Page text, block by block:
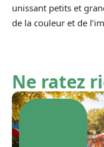
unissant petits et
de la couleur et de
Ne ratez